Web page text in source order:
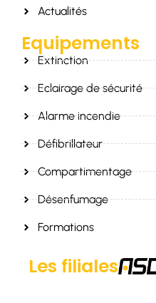
Actualités
Equipements
Extinction
Eclairage de sécurité
Alarme incendie
Défibrillateur
Compartimentage
Désenfumage
Formations
Les filiales